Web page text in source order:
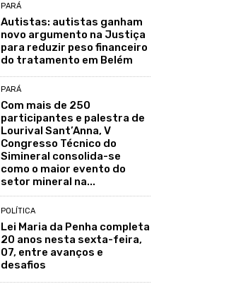
PARÁ
Autistas: autistas ganham
novo argumento na Justiça
para reduzir peso financeiro
do tratamento em Belém
PARÁ
Com mais de 250
participantes e palestra de
Lourival Sant’Anna, V
Congresso Técnico do
Simineral consolida-se
como o maior evento do
setor mineral na...
POLÍTICA
Lei Maria da Penha completa
20 anos nesta sexta-feira,
07, entre avanços e
desafios